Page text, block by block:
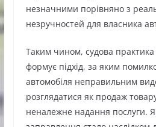
незначними порівняно з
незручностей для власника
Таким чином, судова практика
формує підхід, за яким
автомобіля неправильним
розглядатися як продаж
неналежне надання послуги.